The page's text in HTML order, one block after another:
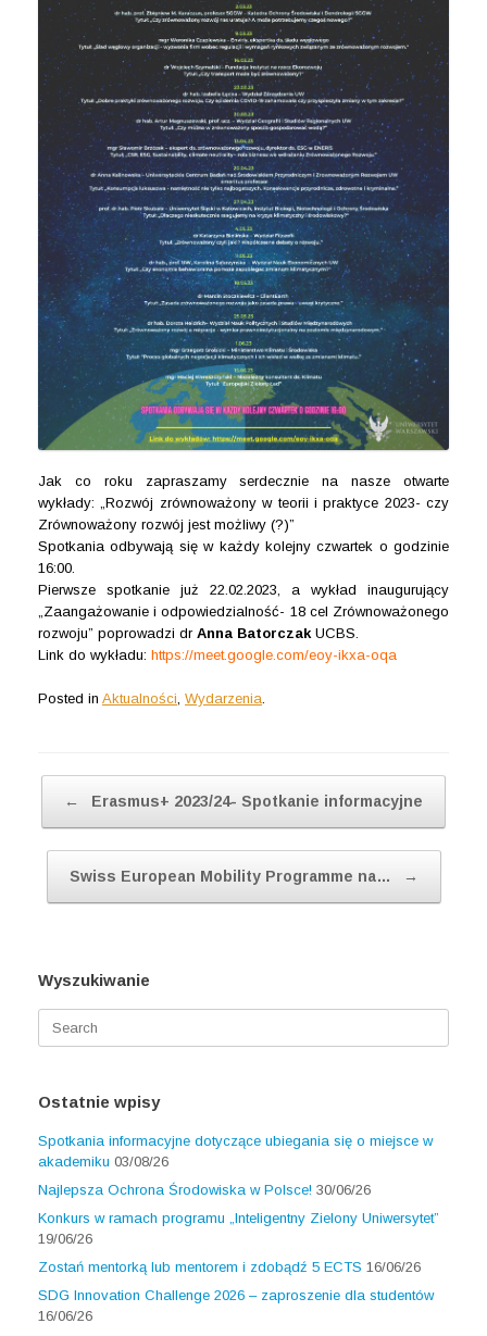
Jak co roku zapraszamy serdecznie na nasze otwarte
wykłady: „Rozwój zrównoważony w teorii i praktyce 2023- czy
Zrównoważony rozwój jest możliwy (?)”
Spotkania odbywają się w każdy kolejny czwartek o godzinie
16:00.
Pierwsze spotkanie już 22.02.2023, a wykład inaugurujący
„Zaangażowanie i odpowiedzialność- 18 cel Zrównoważonego
rozwoju” poprowadzi dr Anna BatorczakUCBS.
Link do wykładu: https://meet.google.com/eoy-ikxa-oqa
Posted in Aktualności Wydarzenia
← Erasmus+ 2023/24- Spotkanie informacyjne
Swiss European Mobility Programme na… →
Wyszukiwanie
for:
Ostatnie wpisy
Spotkania informacyjne dotyczące ubiegania się o miejsce w
akademiku 03/08/26
Najlepsza Ochrona Środowiska w Polsce! 30/06/26
Konkurs w ramach programu „Inteligentny Zielony Uniwersytet”
19/06/26
Zostań mentorką lub mentorem i zdobądź 5 ECTS 16/06/26
SDG Innovation Challenge 2026 – zaproszenie dla studentów
16/06/26